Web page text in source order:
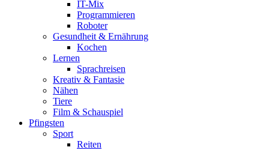
IT-Mix
Programmieren
Roboter
Gesundheit & Ernährung
Kochen
Lernen
Sprachreisen
Kreativ & Fantasie
Nähen
Tiere
Film & Schauspiel
Pfingsten
Sport
Reiten